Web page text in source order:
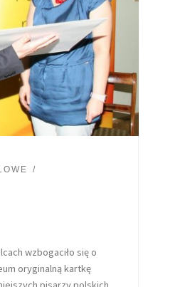
wzbogaciło się o
oryginalną kartkę